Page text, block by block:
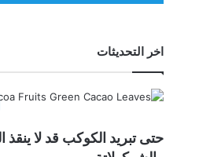
اخر التحديثات
حتى تبريد الكوكب قد لا ينقذ